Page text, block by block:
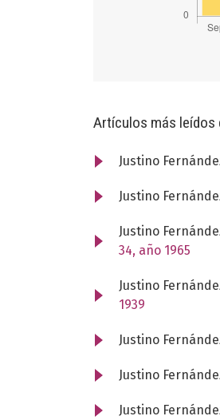
Artículos más
Justino
Justino
Justino
34, año 1965
Justino
1939
Justino
Justino
Justino